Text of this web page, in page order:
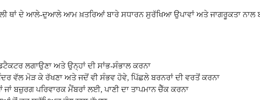
ਥਾਂ ਦੇ ਆਲੇ-ਦੁਆਲੇ ਆਮ ਖ਼ਤਰਿਆਂ ਬਾਰੇ ਸਧਾਰਨ ਸੁਰੱਖਿਆ ਉਪਾਵਾਂ ਅਤੇ ਜਾਗਰੂਕਤਾ ਨਾਲ
ਲਗਾਉਣਾ ਅਤੇ ਉਨ੍ਹਾਂ ਦੀ ਸਾਂਭ-ਸੰਭਾਲ ਕਰਨਾ
ਵੱਲ ਮੋੜ ਕੇ ਰੱਖਣਾ ਅਤੇ ਜਦੋਂ ਵੀ ਸੰਭਵ ਹੋਵੇ, ਪਿੱਛਲੇ ਬਰਨਰਾਂ ਦੀ ਵਰਤੋਂ ਕਰਨਾ
ਬਜ਼ੁਰਗ ਪਰਿਵਾਰਕ ਮੈਂਬਰਾਂ ਲਈ, ਪਾਣੀ ਦਾ ਤਾਪਮਾਨ ਚੈੱਕ ਕਰਨਾ